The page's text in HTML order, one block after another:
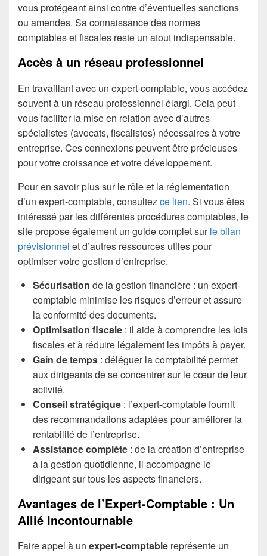
vous protégeant ainsi contre d’éventuelles sanctions
ou amendes. Sa connaissance des normes
comptables et fiscales reste un atout indispensable.
Accès à un réseau professionnel
En travaillant avec un expert-comptable, vous accédez
souvent à un réseau professionnel élargi. Cela peut
vous faciliter la mise en relation avec d’autres
spécialistes (avocats, fiscalistes) nécessaires à votre
entreprise. Ces connexions peuvent être précieuses
pour votre croissance et votre développement.
Pour en savoir plus sur le rôle et la réglementation
d’un expert-comptable, consultez ce lien. Si vous êtes
intéressé par les différentes procédures comptables, le
site propose également un guide complet surle bilan
prévisionnel et d’autres ressources utiles pour
optimiser votre gestion d’entreprise.
Sécurisation de la gestion financière : un expert-
comptable minimise les risques d’erreur et assure
la conformité des documents.
Optimisation fiscale : il aide à comprendre les lois
fiscales et à réduire légalement les impôts à payer.
Gain de temps : déléguer la comptabilité permet
aux dirigeants de se concentrer sur le cœur de leur
activité.
Conseil stratégique : l’expert-comptable fournit
des recommandations adaptées pour améliorer la
rentabilité de l’entreprise.
Assistance complète : de la création d’entreprise
à la gestion quotidienne, il accompagne le
dirigeant sur tous les aspects financiers.
Avantages de l’Expert-Comptable : Un
Allié Incontournable
Faire appel à un expert-comptable représente un